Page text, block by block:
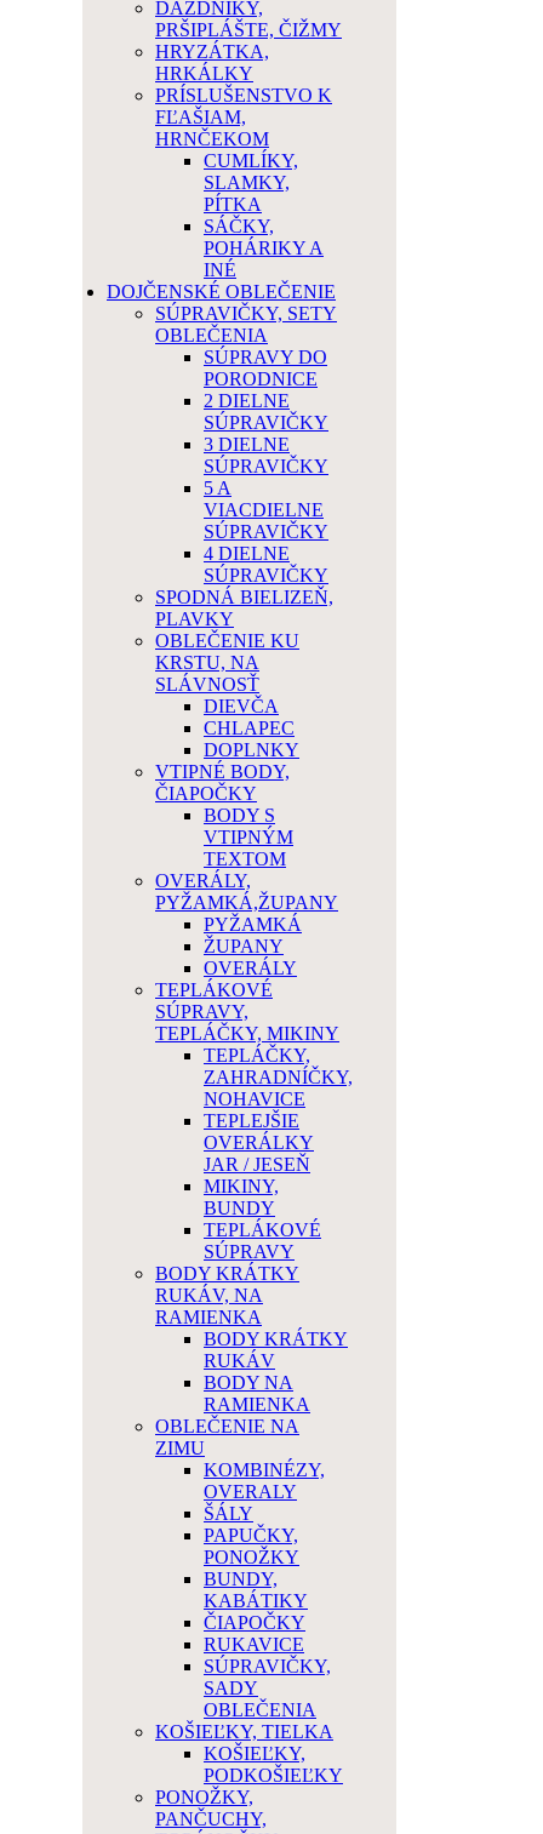
DÁŽDNIKY,
PRŠIPLÁŠTE, ČIŽMY
HRYZÁTKA,
HRKÁLKY
PRÍSLUŠENSTVO K
FĽAŠIAM,
HRNČEKOM
CUMLÍKY,
SLAMKY,
PÍTKA
SÁČKY,
POHÁRIKY A
INÉ
DOJČENSKÉ OBLEČENIE
SÚPRAVIČKY, SETY
OBLEČENIA
SÚPRAVY DO
PORODNICE
2 DIELNE
SÚPRAVIČKY
3 DIELNE
SÚPRAVIČKY
5 A
VIACDIELNE
SÚPRAVIČKY
4 DIELNE
SÚPRAVIČKY
SPODNÁ BIELIZEŇ,
PLAVKY
OBLEČENIE KU
KRSTU, NA
SLÁVNOSŤ
DIEVČA
CHLAPEC
DOPLNKY
VTIPNÉ BODY,
ČIAPOČKY
BODY S
VTIPNÝM
TEXTOM
OVERÁLY,
PYŽAMKÁ,ŽUPANY
PYŽAMKÁ
ŽUPANY
OVERÁLY
TEPLÁKOVÉ
SÚPRAVY,
TEPLÁČKY, MIKINY
TEPLÁČKY,
ZAHRADNÍČKY,
NOHAVICE
TEPLEJŠIE
OVERÁLKY
JAR / JESEŇ
MIKINY,
BUNDY
TEPLÁKOVÉ
SÚPRAVY
BODY KRÁTKY
RUKÁV, NA
RAMIENKA
BODY KRÁTKY
RUKÁV
BODY NA
RAMIENKA
OBLEČENIE NA
ZIMU
KOMBINÉZY,
OVERALY
ŠÁLY
PAPUČKY,
PONOŽKY
BUNDY,
KABÁTIKY
ČIAPOČKY
RUKAVICE
SÚPRAVIČKY,
SADY
OBLEČENIA
KOŠIEĽKY, TIELKA
KOŠIEĽKY,
PODKOŠIEĽKY
PONOŽKY,
PANČUCHY,